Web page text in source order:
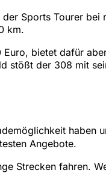
Sports Tourer
km.
bietet dafür
stößt der 308 mit
haben
Angebote.
Strecken fahren.